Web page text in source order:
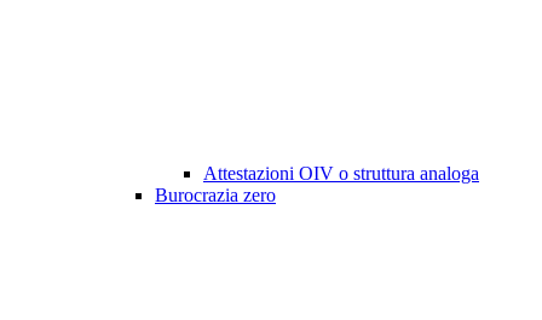
Attestazioni OIV o struttura analoga
Burocrazia zero